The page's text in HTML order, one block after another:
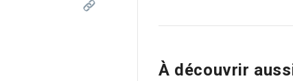
À découvrir